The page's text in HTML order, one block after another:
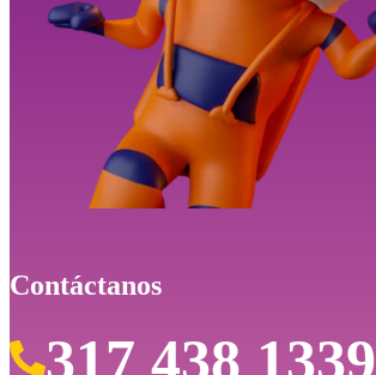
Contáctanos
317 438 1339